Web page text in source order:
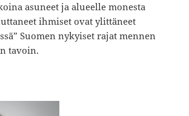
asuneet ja alueelle monesta
ihmiset ovat ylittäneet
Suomen nykyiset rajat mennen
tavoin.